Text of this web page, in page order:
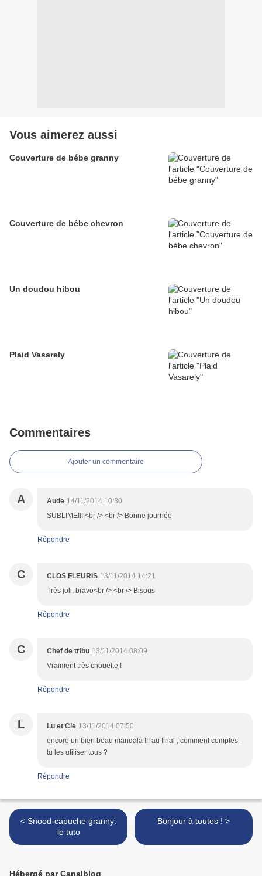
Vous aimerez aussi
Couverture de bébe granny
Couverture de bébe chevron
Un doudou hibou
Plaid Vasarely
Commentaires
Ajouter un commentaire
A Aude 14/11/2014 10:30
SUBLIME!!!!<br /> <br /> Bonne journée
Répondre
C CLOS FLEURIS 13/11/2014 14:21
Très joli, bravo<br /> <br /> Bisous
Répondre
C Chef de tribu 13/11/2014 08:09
Vraiment très chouette !
Répondre
L Lu et Cie 13/11/2014 07:50
encore un bien beau mandala !!! au final , comment comptes-
tu les utiliser tous ?
Répondre
< Snood-capuche granny:
le tuto
Bonjour à toutes ! >
Hébergé par Canalblog